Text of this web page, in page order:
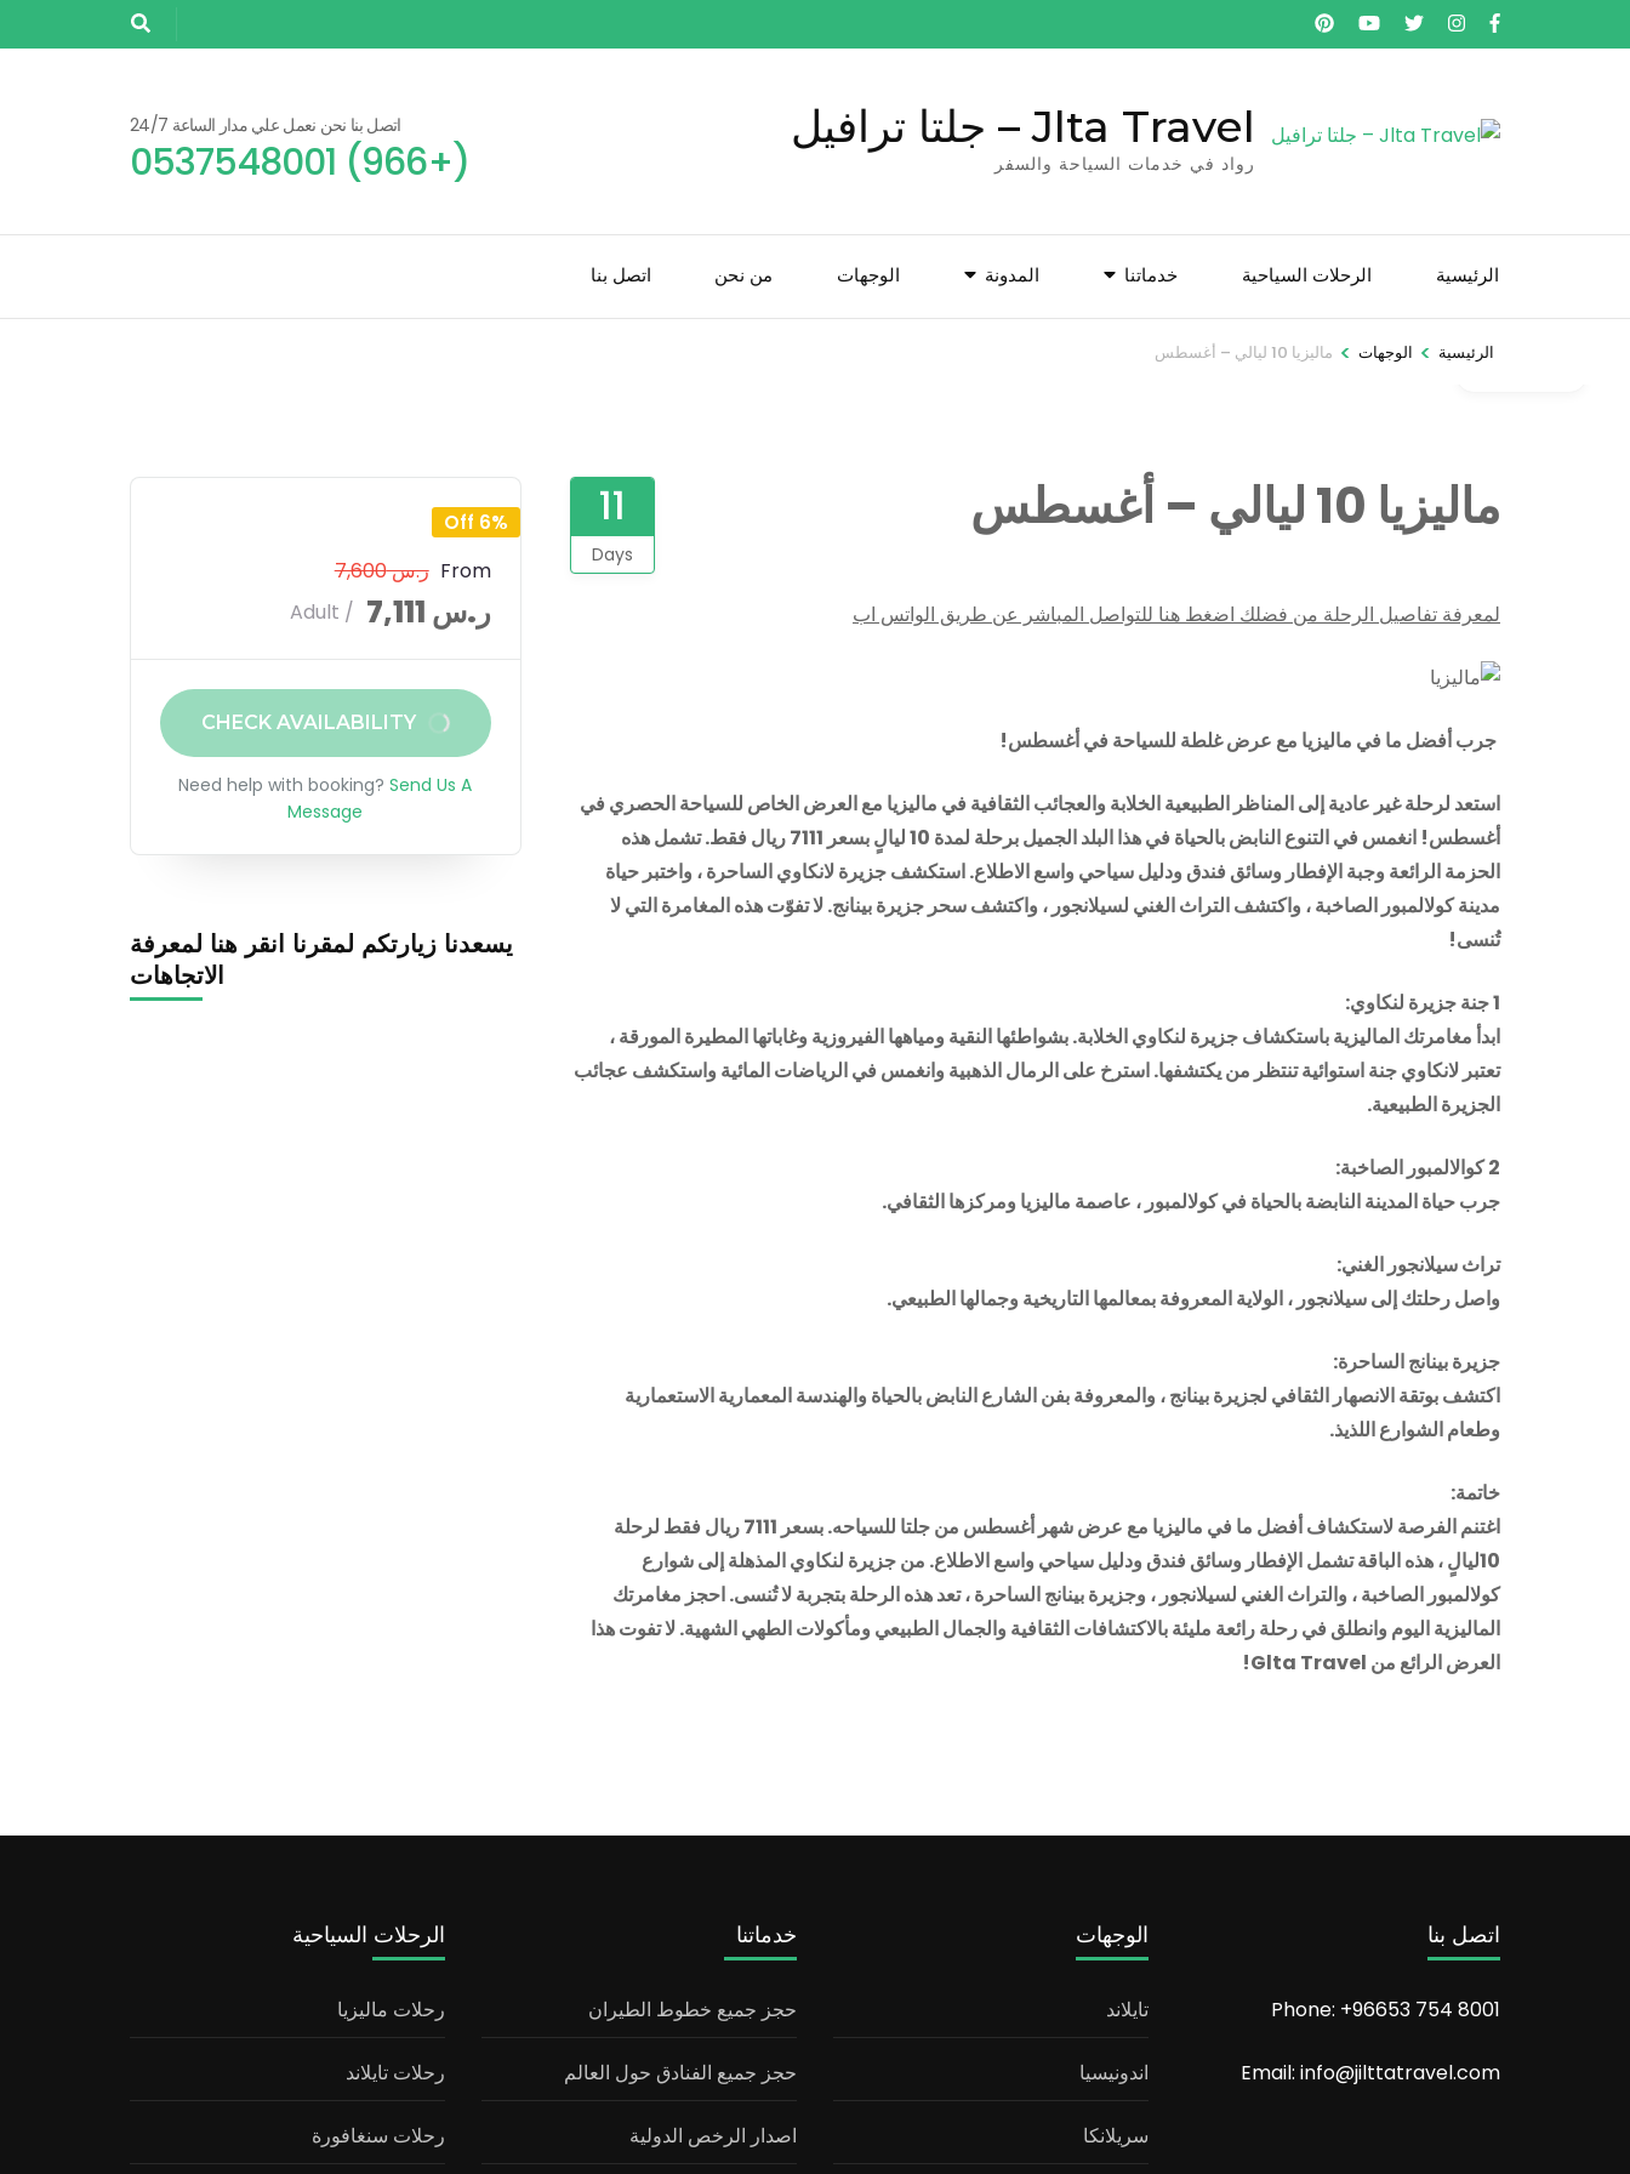
إلى
Jlta Travel – جلتا ترافيل
رواد في خدمات السياحة والسفر
اتصل بنا نحن نعمل علي مدار الساعة 24/7
(+966) 0537548001
الرئيسية الرحلات السياحية خدماتنا المدونة الوجهات من نحن اتصل بنا
الرئيسية > الوجهات > ماليزيا 10 ليالي – أغسطس
ماليزيا 10 ليالي – أغسطس 11
Days
لمعرفة تفاصيل الرحلة من فضلك اضغط هنا للتواصل المباشر عن طريق الواتس اب
جرب أفضل ما في ماليزيا مع عرض غلطة للسياحة في أغسطس!
استعد لرحلة غير عادية إلى المناظر الطبيعية الخلابة والعجائب الثقافية في ماليزيا مع العرض الخاص للسياحة الحصري في
أغسطس! انغمس في التنوع النابض بالحياة في هذا البلد الجميل برحلة لمدة 10 ليالٍ بسعر 7111 ريال فقط. تشمل هذه
الحزمة الرائعة وجبة الإفطار وسائق فندق ودليل سياحي واسع الاطلاع. استكشف جزيرة لانكاوي الساحرة ، واختبر حياة
مدينة كولالمبور الصاخبة ، واكتشف التراث الغني لسيلانجور ، واكتشف سحر جزيرة بينانج. لا تفوّت هذه المغامرة التي لا
تُنسى!
1 جنة جزيرة لنكاوي:
ابدأ مغامرتك الماليزية باستكشاف جزيرة لنكاوي الخلابة. بشواطئها النقية ومياهها الفيروزية وغاباتها المطيرة المورقة ،
تعتبر لانكاوي جنة استوائية تنتظر من يكتشفها. استرخ على الرمال الذهبية وانغمس في الرياضات المائية واستكشف عجائب
الجزيرة الطبيعية.
2 كوالالمبور الصاخبة:
جرب حياة المدينة النابضة بالحياة في كولالمبور ، عاصمة ماليزيا ومركزها الثقافي.
تراث سيلانجور الغني:
واصل رحلتك إلى سيلانجور ، الولاية المعروفة بمعالمها التاريخية وجمالها الطبيعي.
جزيرة بينانج الساحرة:
اكتشف بوتقة الانصهار الثقافي لجزيرة بينانج ، والمعروفة بفن الشارع النابض بالحياة والهندسة المعمارية الاستعمارية
وطعام الشوارع اللذيذ.
خاتمة:
اغتنم الفرصة لاستكشاف أفضل ما في ماليزيا مع عرض شهر أغسطس من جلتا للسياحه. بسعر 7111 ريال فقط لرحلة
10ليالٍ ، هذه الباقة تشمل الإفطار وسائق فندق ودليل سياحي واسع الاطلاع. من جزيرة لنكاوي المذهلة إلى شوارع
كولالمبور الصاخبة ، والتراث الغني لسيلانجور ، وجزيرة بينانج الساحرة ، تعد هذه الرحلة بتجربة لا تُنسى. احجز مغامرتك
الماليزية اليوم وانطلق في رحلة رائعة مليئة بالاكتشافات الثقافية والجمال الطبيعي ومأكولات الطهي الشهية. لا تفوت هذا
العرض الرائع من Glta Travel!
6% Off
From ر.س 7,600
ر.س 7,111 / Adult
CHECK AVAILABILITY
Need help with booking? Send Us A
Message
يسعدنا زيارتكم لمقرنا انقر هنا لمعرفة
الاتجاهات
اتصل بنا
Phone: +96653 754 8001
Email: info@jilttatravel.com
الوجهات
تايلاند
اندونيسيا
سريلانكا
خدماتنا
حجز جميع خطوط الطيران
حجز جميع الفنادق حول العالم
اصدار الرخص الدولية
الرحلات السياحية
رحلات ماليزيا
رحلات تايلاند
رحلات سنغافورة